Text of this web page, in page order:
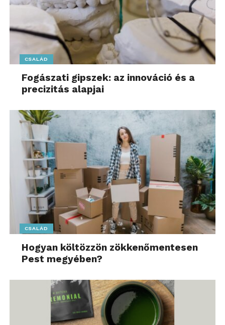
CSALÁD
Fogászati gipszek: az innováció és a
precizitás alapjai
CSALÁD
Hogyan költözzön zökkenőmentesen
Pest megyében?